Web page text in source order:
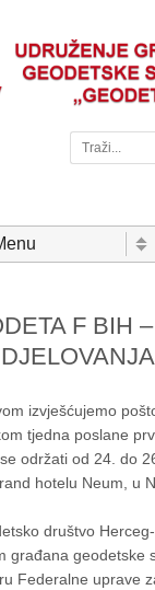
Traži
F BIH
izvješćujemo
tjedna poslane
održati od 24. do
hotelu Neum, u
društvo
građana geodetske
Federalne uprave